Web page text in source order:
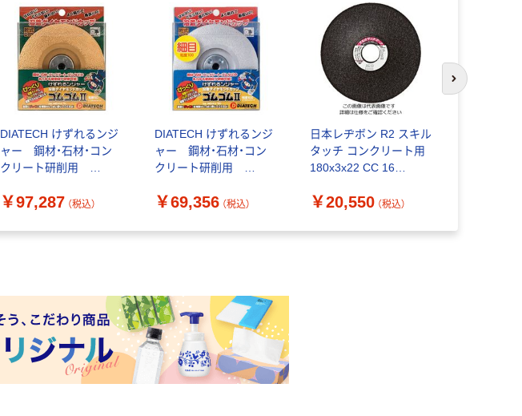
DIATECH けずれるンジ
ャー 鋼材・石材・コン
クリート研削用
ム2 6300030589 1箱
￥97,287 （税込）
DIATECH けずれるンジ
ャー 鋼材・石材・コン
クリート研削用
ム2 6300030590 1箱
￥69,356 （税込）
日本レヂボン R2 スキル
タッチ コンクリート用
180x3x22 CC 16
ト(25枚)（直送品）
￥20,550 （税込）
次のスライド